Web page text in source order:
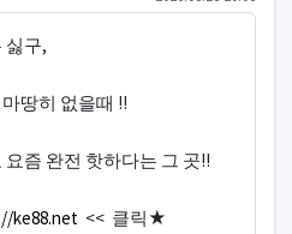
싫구,
땅히 없을때 !!
요즘 완전 핫하다는 그 곳!!
ke88.net<< 클릭★